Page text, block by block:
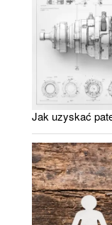
Jak uzyskać